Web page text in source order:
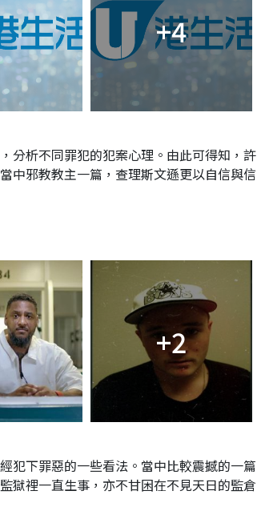
+4
分析不同罪犯的犯案心理。由此可得知，許
中邪教教主一篇，查理斯文遜更以自信與信
+2
犯下罪惡的一些看法。當中比較震撼的一篇
獄裡一直生事，亦不甘困在不見天日的監倉